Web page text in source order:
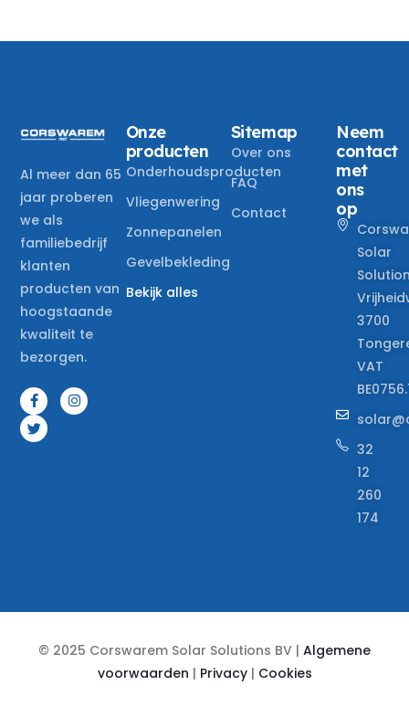
Al meer dan 65
jaar proberen
we als
familiebedrijf
klanten
producten van
hoogstaande
kwaliteit te
bezorgen.
Onze
producten
Onderhoudsproducten
Vliegenwering
Zonnepanelen
Gevelbekleding
Bekijk alles
Sitemap
Over ons
FAQ
Contact
Neem
contact
met
ons
op
Solar
3700
VAT
32
12
260
174
© 2025 Corswarem Solar Solutions BV | Algemene
voorwaarden | Privacy| Cookies